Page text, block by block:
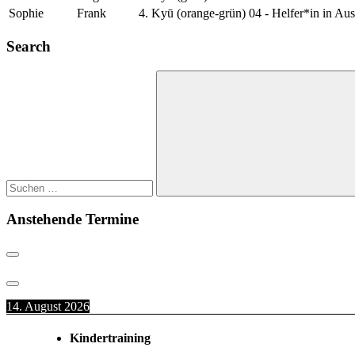
Sophie
Frank 4. Kyū (orange-grün) 04 - Helfer*in in
Search
Suchen
Anstehende Termine
14. August 2026
Kindertraining